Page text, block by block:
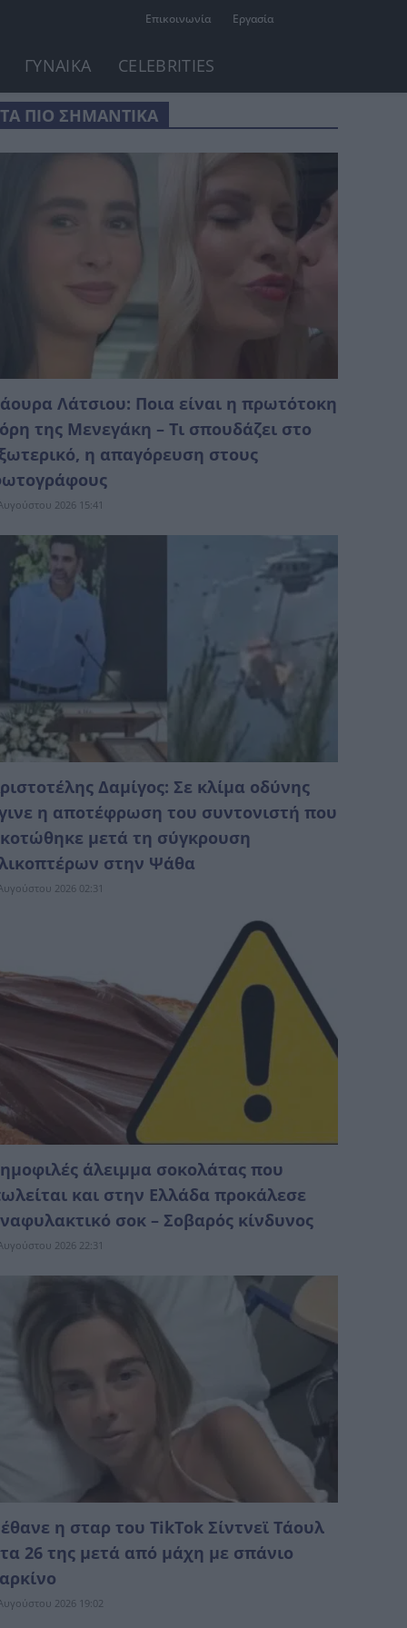
Επικοινωνία Εργασία
ΓΥΝΑΙΚΑ CELEBRITIES
ΤΑ ΠΙΟ ΣΗΜΑΝΤΙΚΑ
Λάτσιου: Ποια είναι η πρωτότοκη
της Μενεγάκη – Τι σπουδάζει στο
η απαγόρευση στους
2026 15:41
Δαμίγος: Σε κλίμα οδύνης
η αποτέφρωση του συντονιστή που
μετά τη σύγκρουση
στην Ψάθα
2026 02:31
άλειμμα σοκολάτας που
και στην Ελλάδα προκάλεσε
σοκ – Σοβαρός κίνδυνος
2026 22:31
η σταρ του TikTok Σίντνεϊ Τάουλ
26 της μετά από μάχη με σπάνιο
2026 19:02